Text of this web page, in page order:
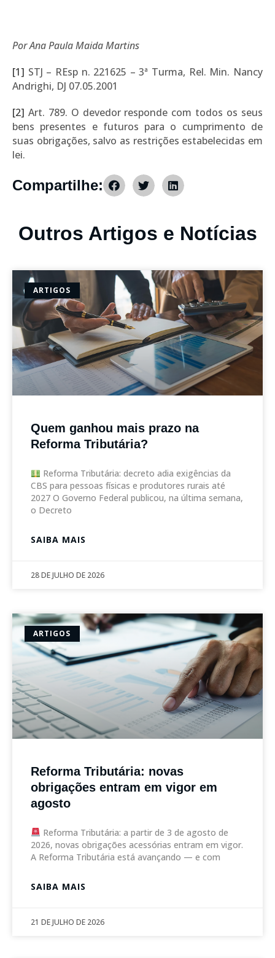
Por Ana Paula Maida Martins
[1] STJ – REsp n. 221625 – 3ª Turma, Rel. Min. Nancy
Andrighi, DJ 07.05.2001
[2] Art. 789. O devedor responde com todos os seus
bens presentes e futuros para o cumprimento de
suas obrigações, salvo as restrições estabelecidas em
lei.
Compartilhe:
Outros Artigos e Notícias
ARTIGOS
Quem ganhou mais prazo na
Reforma Tributária?
Reforma Tributária: decreto adia exigências da
CBS para pessoas físicas e produtores rurais até
2027 O Governo Federal publicou, na última semana,
o Decreto
SAIBA MAIS
28 DE JULHO DE 2026
ARTIGOS
Reforma Tributária: novas
obrigações entram em vigor em
agosto
Reforma Tributária: a partir de 3 de agosto de
2026, novas obrigações acessórias entram em vigor.
A Reforma Tributária está avançando — e com
SAIBA MAIS
21 DE JULHO DE 2026